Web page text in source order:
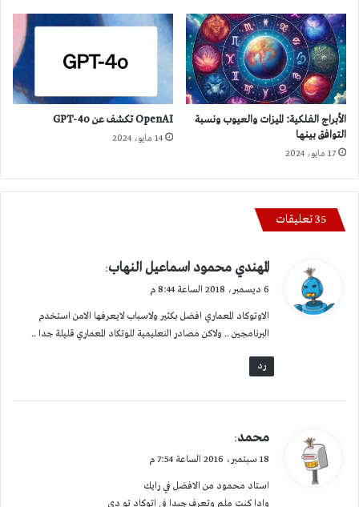
الأبراج الفلكية: الميزات والعيوب ونسبة
التوافق بينها
17 مايو، 2024
OpenAI تكشف عن GPT-4o
14 مايو، 2024
‫35 تعليقات
ي
ل
المهندي محمود اسماعيل النهاب:
6 ديسمبر، 2018 الساعة 8:44 م
الاوتوكاد المعماري افضل بكثير ولاسباب لايعرفها الامن استخدم
البرنامجين .. ولاكن مصادر النعليمية للوتكاد المعماري قليلة جدا ..
رد
ي
ل
محمد:
18 سبتمبر، 2016 الساعة 7:54 م
استاد محمود من الافضل في رايك
وادا كنت ملم وتعرف جيدا في اتوكاد تو دي